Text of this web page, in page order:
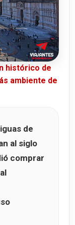
histórico de
ambiente de
de
al siglo
comprar